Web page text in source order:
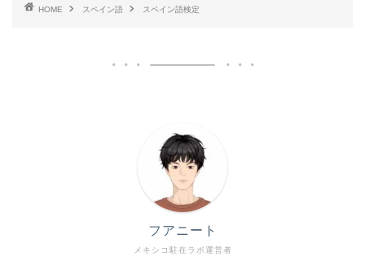
HOME スペイン語 スペイン語検定
メキシコ駐在ラボ運営者
フアニート